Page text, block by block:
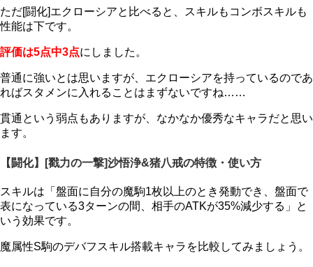
ただ[闘化]エクローシアと比べると、スキルもコンボスキルも
性能は下です。
評価は5点中3点にしました。
普通に強いとは思いますが、エクローシアを持っているのであ
ればスタメンに入れることはまずないですね……
貫通という弱点もありますが、なかなか優秀なキャラだと思い
ます。
【闘化】[戳力の一撃]沙悟浄&猪八戒の特徴・使い方
スキルは「盤面に自分の魔駒1枚以上のとき発動でき、盤面で
表になっている3ターンの間、相手のATKが35%減少する」と
いう効果です。
魔属性S駒のデバフスキル搭載キャラを比較してみましょう。